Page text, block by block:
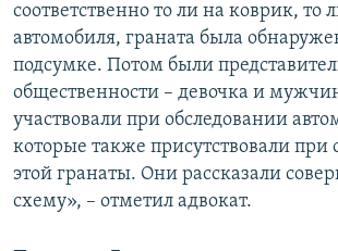
соответственно то ли на коврик, то
автомобиля, граната была
подсумке. Потом были
общественности – девочка и
участвовали при обследовании
которые также присутствовали
этой гранаты. Они рассказали
схему», – отметил адвокат.